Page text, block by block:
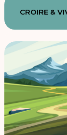
CROIRE &